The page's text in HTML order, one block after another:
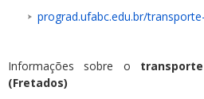
prograd.ufabc.edu.br/
Informações sobre o
(Fretados)